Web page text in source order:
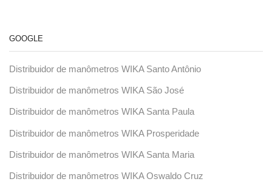
GOOGLE
Distribuidor de manômetros WIKA Santo Antônio
Distribuidor de manômetros WIKA São José
Distribuidor de manômetros WIKA Santa Paula
Distribuidor de manômetros WIKA Prosperidade
Distribuidor de manômetros WIKA Santa Maria
Distribuidor de manômetros WIKA Oswaldo Cruz